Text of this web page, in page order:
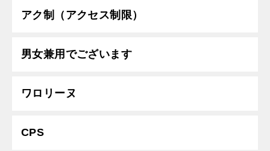
アク制（アクセス制限）
男女兼用でございます
ワロリーヌ
CPS